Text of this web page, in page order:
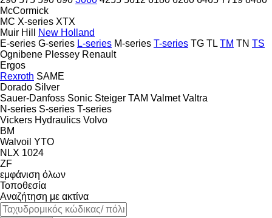
McCormick
MC X-series XTX
Muir Hill
New Holland
E-series G-series L-series M-series T-series TG TL TM TN TS
Ognibene Plessey Renault
Ergos
Rexroth SAME
Dorado Silver
Sauer-Danfoss Sonic Steiger TAM Valmet Valtra
N-series S-series T-series
Vickers Hydraulics Volvo
BM
Walvoil YTO
NLX 1024
ZF
εμφάνιση όλων
Τοποθεσία
Αναζήτηση με ακτίνα